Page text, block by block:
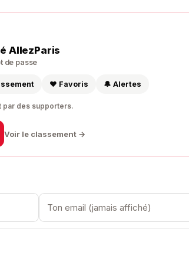
AllezParis
de passe
❤️ Favoris 🔔 Alertes
par des supporters.
Voir le classement →